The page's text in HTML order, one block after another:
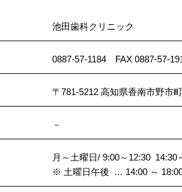
池田歯科クリニック
0887-57-1184 FAX 0887-57-
〒781-5212 高知県香南市野市
－
月～土曜日/ 9:00～12:30 14:30
※ 土曜日午後 … 14:00 ～